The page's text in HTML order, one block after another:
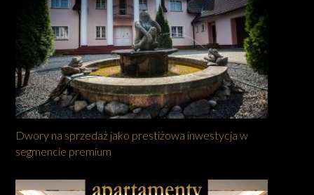
Dwory na sprzedaż jako prestiżowa inwestycja w
segmencie premium